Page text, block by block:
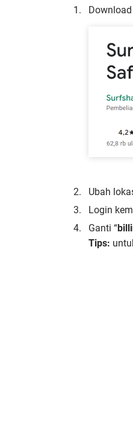
Download
Ubah
Login
Ganti “
Tips: